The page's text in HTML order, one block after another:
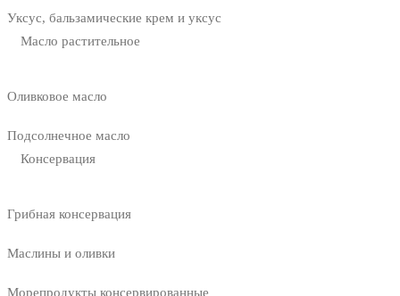
Уксус, бальзамические крем и уксус
Масло растительное
Оливковое масло
Подсолнечное масло
Консервация
Грибная консервация
Маслины и оливки
Морепродукты консервированные